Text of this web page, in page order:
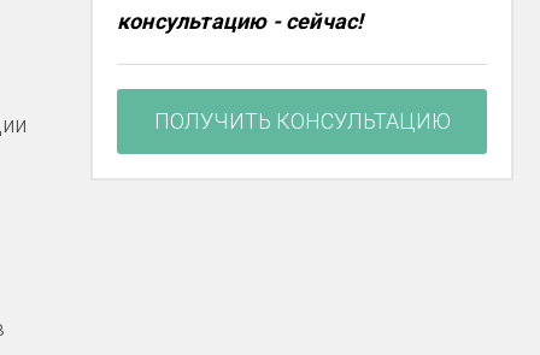
консультацию - сейчас!
ПОЛУЧИТЬ КОНСУЛЬТАЦИЮ